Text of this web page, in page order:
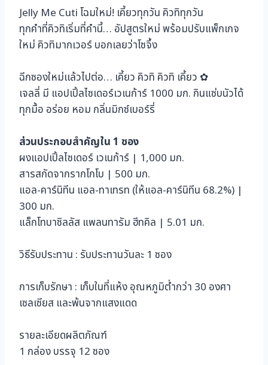
ไซ
เด
อร์
กล่อง
12
ซอง)
Jelly Me Cuti โฉมใหม่! เคี้ยวทุกวัน คิวทิทุกวัน
ทุกคำที่คิวทิเริ่มที่คำนี้… อัปสูตรใหม่ พร้อมปรับแพ็กเกจ
ใหม่ คิวทิมากเวอร์ บอกเลยว่าโซจึ้ง
ฉีกซองใหม่เเล้วไปต่อ… เคี้ยว คิวทิ คิวทิ เคี้ยว ✿
เจลลี่ มี แอปเปิ้ลไซเดอร์เวเนก้าร์ 1000 มก. กินแซ่บนัวได้
ทุกมื้อ อร่อย หอม กลิ่นมิกซ์เบอร์รี่
ส่วนประกอบสำคัญใน 1 ซอง
ผงแอปเปิ้ลไซเดอร์ เวเนก้าร์ | 1,000 มก.
สารสกัดจากรากโกโบ | 500 มก.
แอล-คาร์นิทีน แอล-ทาเทรท (ให้แอล-คาร์นิทีน 68.2%) |
300 มก.
แล็กโทบาซิลลัส แพลนทารัม ฮีทคิล | 5.01 มก.
วิธีรับประทาน : รับประทานวันละ 1 ซอง
การเก็บรักษา : เก็บในที่แห้ง อุณหภูมิต่ำกว่า 30 องศา
เซลเซียส และพ้นจากแสงแดด
รายละเอียดผลิตภัณฑ์
1 กล่อง บรรจุ 12 ซอง